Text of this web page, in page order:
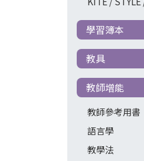
學習簿本
教具
教師增能
教師參考用書
語言學
教學法